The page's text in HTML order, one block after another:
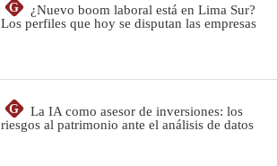
G
¿Nuevo boom laboral está en Lima Sur?
Los perfiles que hoy se disputan las empresas
G
La IA como asesor de inversiones: los
riesgos al patrimonio ante el análisis de datos